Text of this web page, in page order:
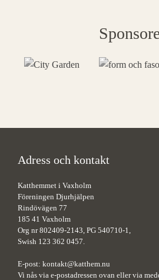
Adress och kontakt
Katthemmet i Vaxholm
Föreningen Djurhjälpen
Rindövägen 77
185 41 Vaxholm
Org nr 802409-2143, PG 540710-1,
Swish 123 362 0457.
E-post: kontakt@katthem.nu
Vi nås via e-postadressen ovan eller via